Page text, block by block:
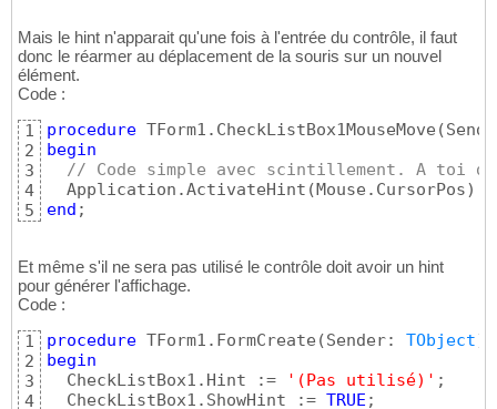
Mais le hint n'apparait qu'une fois à l'entrée du contrôle, il faut
donc le réarmer au déplacement de la souris sur un nouvel
élément.
Code :
1
2
3
4
5
procedure TForm1.CheckListBox1MouseMove (
begin
// Code simple avec scintillement. A toi
  Application.ActivateHint
( Mouse.CursorPos)
end ;
Et même s'il ne sera pas utilisé le contrôle doit avoir un hint
pour générer l'affichage.
Code :
1
2
3
4
procedure TForm1.FormCreate (Sender: TObject)
begin
  CheckListBox1.Hint :=
'(Pas utilisé)' ;
  CheckListBox1.ShowHint :=
TRUE